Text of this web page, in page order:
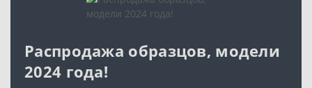
Распродажа образцов, модели
2024 года!